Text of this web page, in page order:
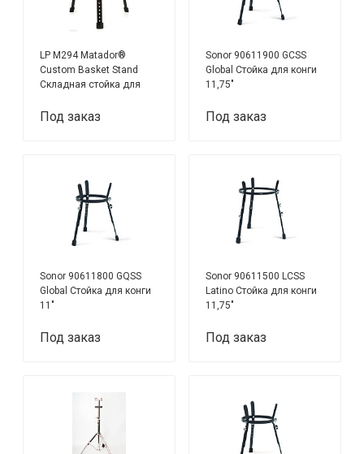
LP M294 Matador®
Custom Basket Stand
Складная стойка для
Под заказ
Sonor 90611900 GCSS
Global Стойка для конги
11,75"
Под заказ
Sonor 90611800 GQSS
Global Стойка для конги
11"
Под заказ
Sonor 90611500 LCSS
Latino Стойка для конги
11,75"
Под заказ